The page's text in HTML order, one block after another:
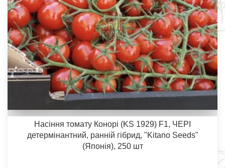
Насіння томату Конорі (KS 1929) F1, ЧЕРІ
детермінантний, ранній гібрид, "Kitano Seeds"
(Японія), 250 шт